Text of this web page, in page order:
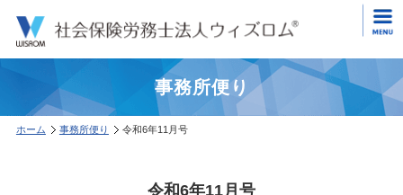
事務所便り
ホーム 事務所便り 令和6年11月号
令和6年11月号